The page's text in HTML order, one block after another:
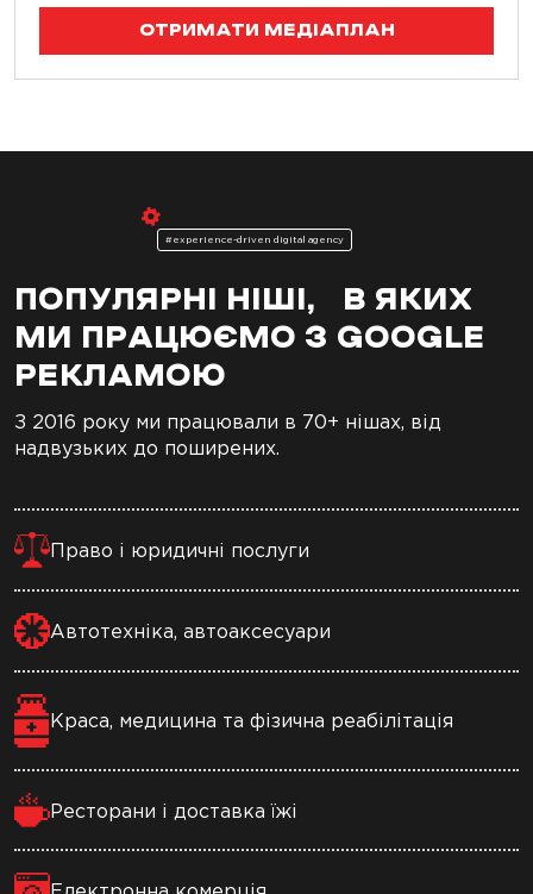
ОТРИМАТИ МЕДІАПЛАН
#experience-driven digital agency
ПОПУЛЯРНІ НІШІ, В ЯКИХ
МИ ПРАЦЮЄМО З GOOGLE
РЕКЛАМОЮ
З 2016 року ми працювали в 70+ нішах, від
надвузьких до поширених.
Право і юридичні послуги
Автотехніка, автоаксесуари
Краса, медицина та фізична реабілітація
Ресторани і доставка їжі